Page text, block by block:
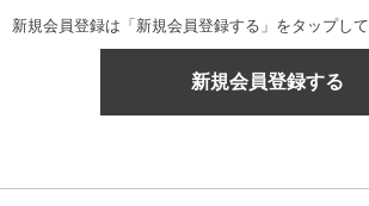
新規会員登録は「新規会員登録する」をタップして
新規会員登録する